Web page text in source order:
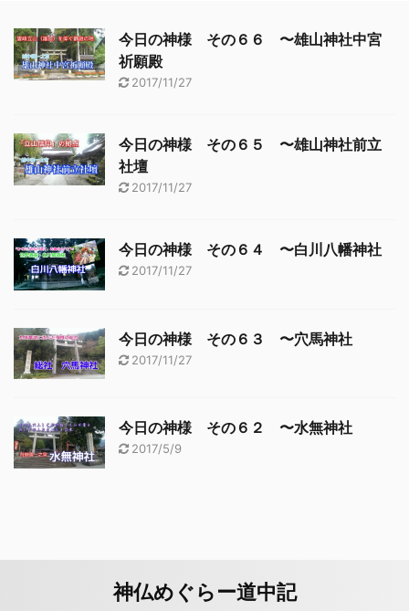
今日の神様 その６６ 〜雄山神社中宮
祈願殿
2017/11/27
今日の神様 その６５ 〜雄山神社前立
社壇
2017/11/27
今日の神様 その６４ 〜白川八幡神社
2017/11/27
今日の神様 その６３ 〜穴馬神社
2017/11/27
今日の神様 その６２ 〜水無神社
2017/5/9
神仏めぐらー道中記